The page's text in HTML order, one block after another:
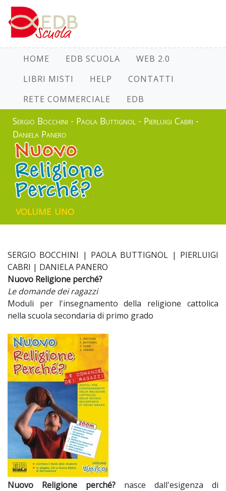
HOME EDB SCUOLA
WEB 2.0
LIBRI MISTI
HELP
CONTATTI
RETE COMMERCIALE
EDB
Sergio Bocchini - Paola Buttignol - Pierluigi Cabri -
Daniela Panero
volume uno
SERGIO BOCCHINI | PAOLA BUTTIGNOL | PIERLUIGI
CABRI | DANIELA PANERO
Nuovo Religione perché?
Le domande dei ragazzi
Moduli per l'insegnamento della religione cattolica
nella scuola secondaria di primo grado
Nuovo Religione perché? nasce dall'esigenza di